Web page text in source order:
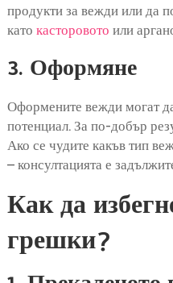
продукти за вежди или да
като касторовото или
3. Оформяне
Оформените вежди могат
потенциал. За по-добър
Ако се чудите какъв тип
– консултацията е
Как да
грешки?